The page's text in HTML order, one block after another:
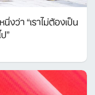
งว่า “เราไม่ต้องเป็น
”